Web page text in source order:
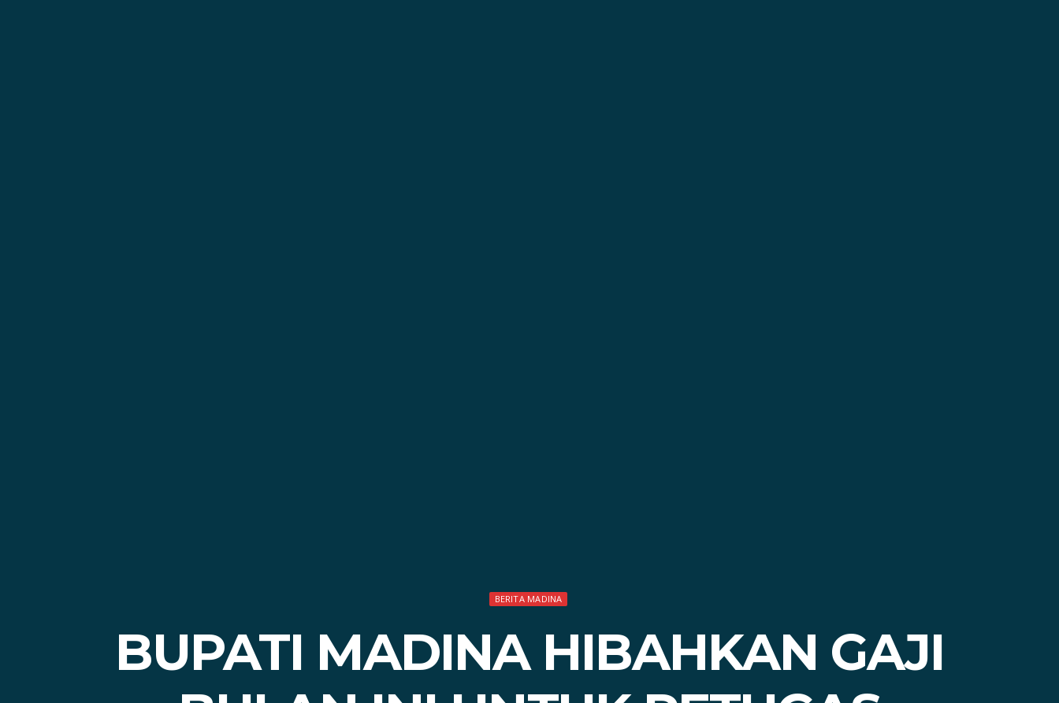
BERITA MADINA
BUPATI MADINA HIBAHKAN GAJI